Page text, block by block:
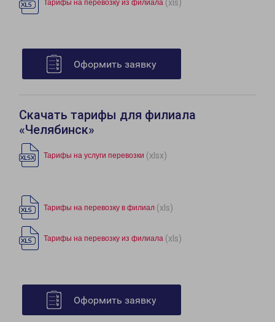
Тарифы на перевозку из филиала (xls)
Оформить заявку
Скачать тарифы для филиала
«Челябинск»
Тарифы на услуги перевозки (xlsx)
Тарифы на перевозку в филиал (xls)
Тарифы на перевозку из филиала (xls)
Оформить заявку